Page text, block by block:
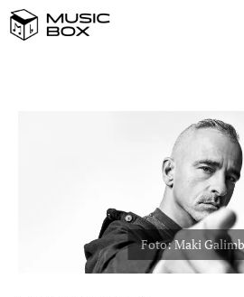
NASLOVNICA
DOMAĆA GLAZBA
STRANA GLAZBA
FILM